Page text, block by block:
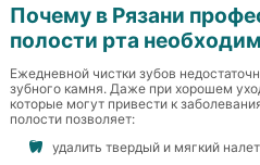
Почему в Рязани
полости рта
Ежедневной чистки зубов
зубного камня. Даже при хорошем
которые могут привести к
полости позволяет:
удалить твердый и мягкий